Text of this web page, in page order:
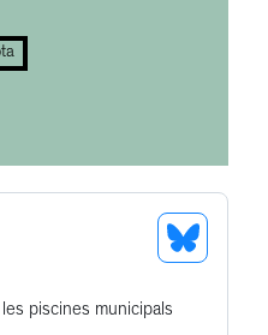
See
piscines municipals